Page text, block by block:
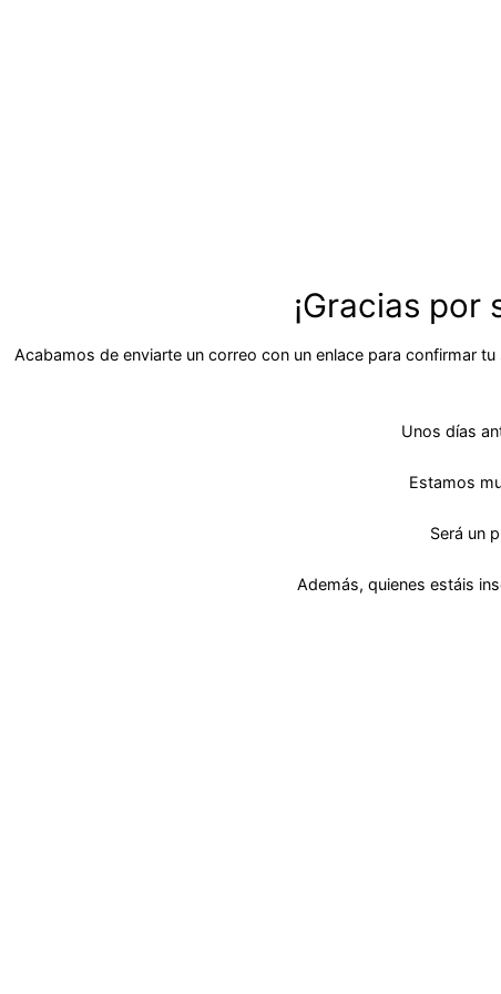
¡Gracias
Acabamos de enviarte un correo con un enlace para confirmar
Unos días
Estamos
Será un
Además, quienes estáis